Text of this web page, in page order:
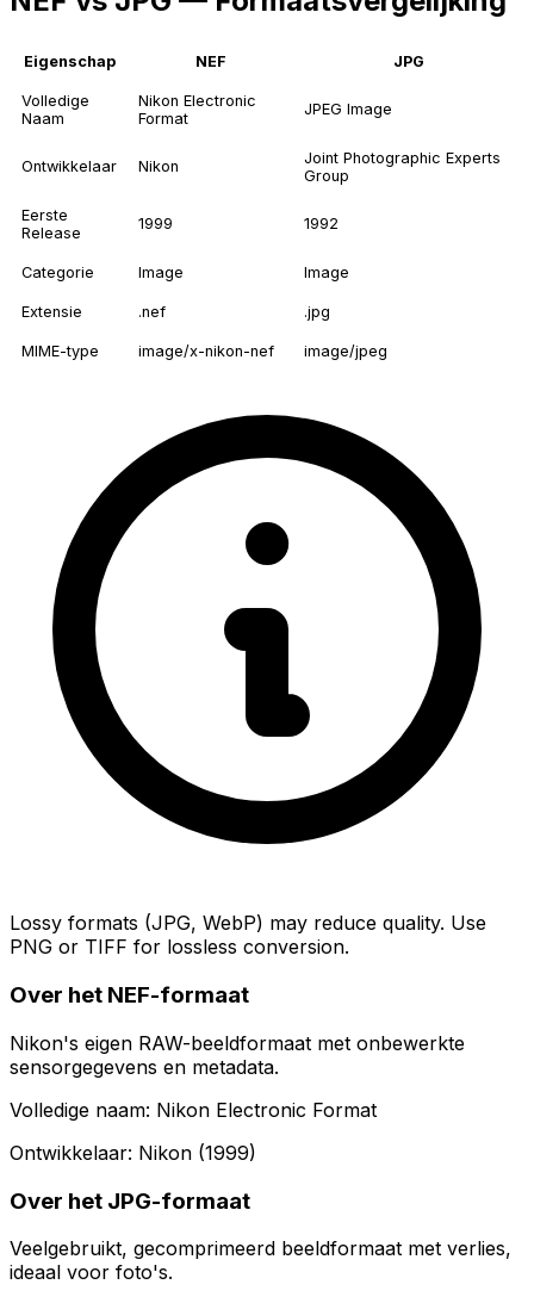
Eigenschap NEF JPG
Volledige
Naam
Nikon Electronic
Format
JPEG Image
Ontwikkelaar Nikon
Joint Photographic Experts
Group
Eerste
Release
1999 1992
Categorie Image Image
Extensie .nef .jpg
MIME-type image/x-nikon-nef image/jpeg
Lossy formats (JPG, WebP) may reduce quality. Use
PNG or TIFF for lossless conversion.
Over het NEF-formaat
Nikon's eigen RAW-beeldformaat met onbewerkte
sensorgegevens en metadata.
Volledige naam: Nikon Electronic Format
Ontwikkelaar: Nikon (1999)
Over het JPG-formaat
Veelgebruikt, gecomprimeerd beeldformaat met verlies,
ideaal voor foto's.